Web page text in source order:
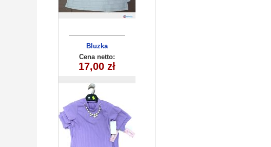
Bluzka
dziecieca
(6-16）6szt
Cena netto:
17,00 zł